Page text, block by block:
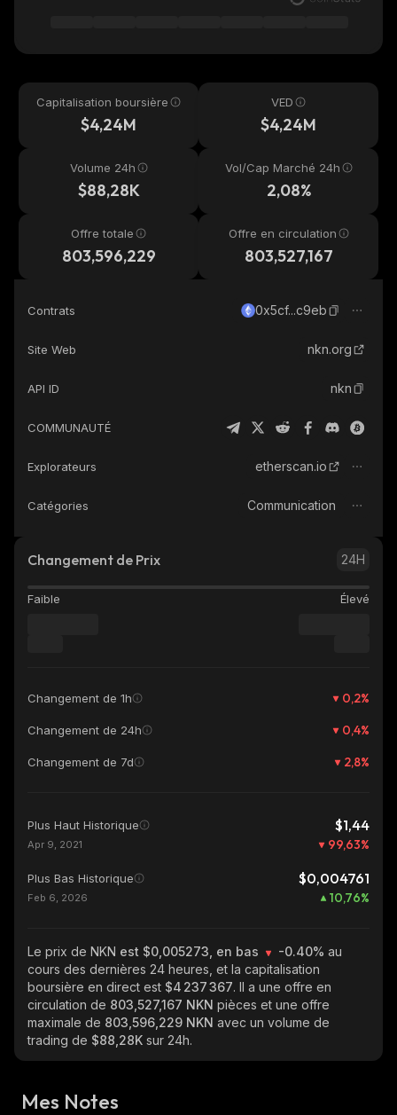
Capitalisation boursière
$4,24M
VED
$4,24M
Volume 24h
$88,28K
Vol/Cap Marché 24h
2,08%
Offre totale
803,596,229
Offre en circulation
803,527,167
Contrats 0x5cf...c9eb
Site Web nkn.org
API ID nkn
COMMUNAUTÉ
Explorateurs etherscan.io
Catégories Communication
Changement de Prix 24H
Faible Élevé
Changement de 1h 0,2%
Changement de 24h 0,4%
Changement de 7d 2,8%
Plus Haut Historique $1,44
Apr 9, 2021 99,63%
Plus Bas Historique $0,004761
Feb 6, 2026 10,76%
Le prix de NKN est $0,005273, en bas -0.40% au
cours des dernières 24 heures, et la capitalisation
boursière en direct est $4 237 367. Il a une offre en
circulation de 803,527,167 NKN pièces et une offre
maximale de 803,596,229 NKN avec un volume de
trading de $88,28K sur 24h.
Mes Notes